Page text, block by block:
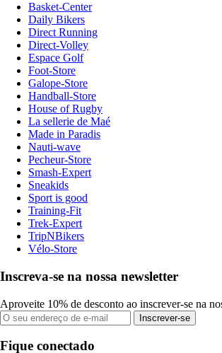
Basket-Center
Daily Bikers
Direct Running
Direct-Volley
Espace Golf
Foot-Store
Galope-Store
Handball-Store
House of Rugby
La sellerie de Maé
Made in Paradis
Nauti-wave
Pecheur-Store
Smash-Expert
Sneakids
Sport is good
Training-Fit
Trek-Expert
TripNBikers
Vélo-Store
Inscreva-se na nossa newsletter
Aproveite 10% de desconto ao inscrever-se na
Inscrever-se
Fique conectado